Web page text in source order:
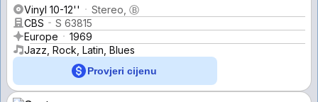
Vinyl 10-12''
Stereo, Ⓑ
CBS
S 63815
Europe
1969
Jazz, Rock, Latin, Blues
Provjeri cijenu